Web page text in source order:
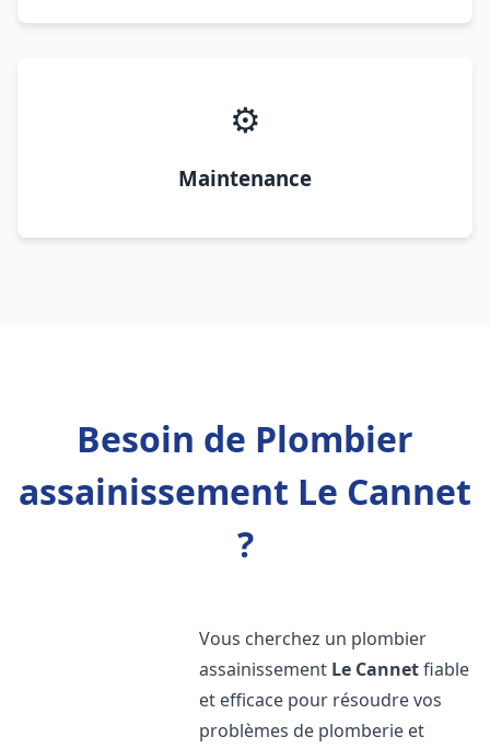
⚙️
Maintenance
Besoin de Plombier
assainissement Le Cannet
?
Vous cherchez un plombier
assainissement Le Cannetfiable
et efficace pour résoudre vos
problèmes de plomberie et